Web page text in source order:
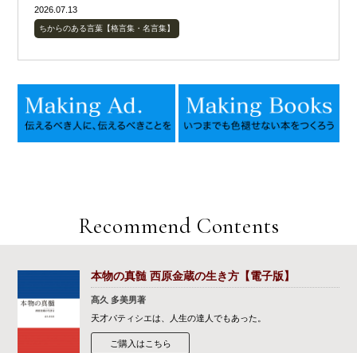
2026.07.13
ちからのある言葉【格言集・名言集】
Recommend Contents
本物の真髄 西原金蔵の生き方【電子版】
髙久 多美男著
天才パティシエは、人生の達人でもあった。
ご購入はこちら